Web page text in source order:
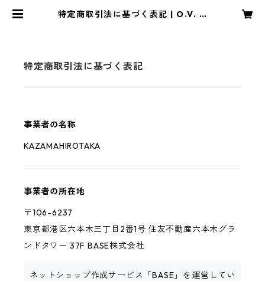
特定商取引法に基づく表記 | O.V. O
特定商取引法に基づく表記
事業者の名称
KAZAMAHIROTAKA
事業者の所在地
〒106-6237
東京都港区六本木三丁目2番1号 住友不動産六本木グラ
ンドタワー 37F BASE株式会社
ネットショップ作成サービス「BASE」を運営してい